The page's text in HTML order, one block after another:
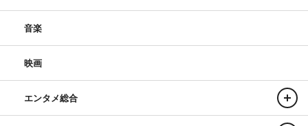
音楽
映画
エンタメ総合